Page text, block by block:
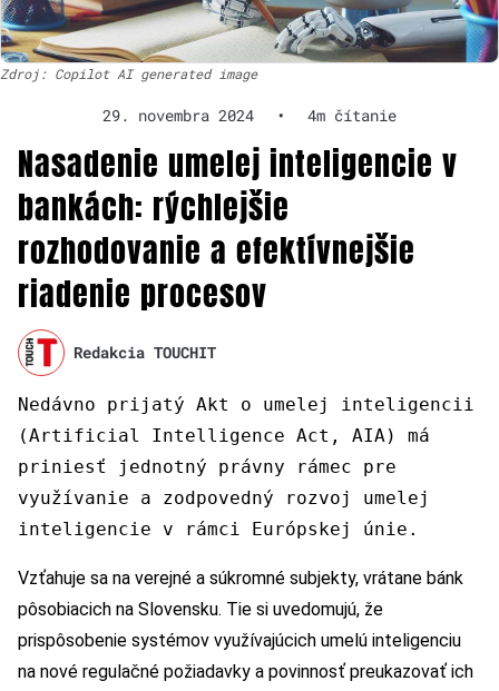
Zdroj: Copilot AI generated image
29. novembra 2024 • 4m čítanie
Nasadenie umelej inteligencie v
bankách: rýchlejšie
rozhodovanie a efektívnejšie
riadenie procesov
Redakcia TOUCHIT
Nedávno prijatý Akt o umelej inteligencii
(Artificial Intelligence Act, AIA) má
priniesť jednotný právny rámec pre
využívanie a zodpovedný rozvoj umelej
inteligencie v rámci Európskej únie.
Vzťahuje sa na verejné a súkromné subjekty, vrátane bánk
pôsobiacich na Slovensku. Tie si uvedomujú, že
prispôsobenie systémov využívajúcich umelú inteligenciu
na nové regulačné požiadavky a povinnosť preukazovať ich